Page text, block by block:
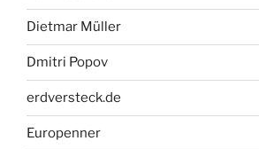
Dietmar Müller
Dmitri Popov
erdversteck.de
Europenner